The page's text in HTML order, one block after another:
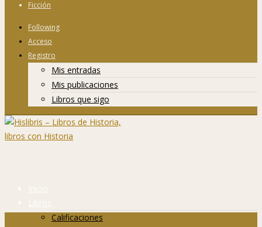
Ficción
Following
Acceso
Registro
Mis entradas
Mis publicaciones
Libros que sigo
Inicio
Libros
Calificaciones